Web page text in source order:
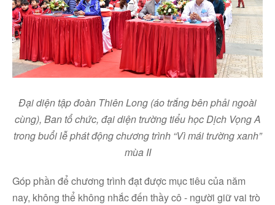
Đại diện tập đoàn Thiên Long (áo trắng bên phải ngoài
cùng), Ban tổ chức, đại diện trường tiểu học Dịch Vọng A
trong buổi lễ phát động chương trình “Vì mái trường xanh”
mùa II
Góp phần để chương trình đạt được mục tiêu của năm
nay, không thể không nhắc đến thầy cô - người giữ vai trò